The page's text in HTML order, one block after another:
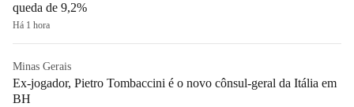
queda de 9,2%
Há 1 hora
Minas Gerais
Ex-jogador, Pietro Tombaccini é o novo cônsul-geral da Itália em
BH